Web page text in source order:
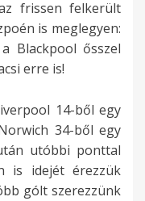
frissen felkerült
is meglegyen:
Blackpool ősszel
erre is!
14-ből egy
34-ből egy
utóbbi ponttal
is idejét érezzük
gólt szerezzünk